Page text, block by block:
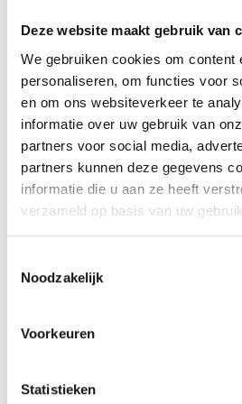
Deze website maakt gebruik van
We gebruiken cookies om content
personaliseren, om functies voor
en om ons websiteverkeer te
informatie over uw gebruik van
partners voor social media,
partners kunnen deze gegevens
informatie die u aan ze heeft
verzameld op basis van uw
Noodzakelijk
Voorkeuren
Statistieken
redactie@omroeparchipel.nl. We
Andere events
DI
11
Magic Summer show
📍Ouddorp 🕐17:00
12
AUG. 📍